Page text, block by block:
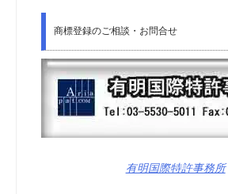
商標登録のご相談・お問合せ
有明国際特許事務所